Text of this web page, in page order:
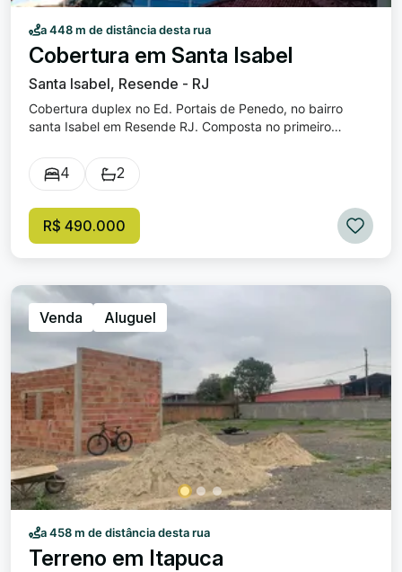
a 448 m de distância desta rua
Cobertura em Santa Isabel
Santa Isabel, Resende - RJ
Cobertura duplex no Ed. Portais de Penedo, no bairro
santa Isabel em Resende RJ. Composta no primeiro
social, sala ampla com detalhe de parede em pedra,
escadas em granito, sacada na sala, copa cozinha, e
um suite e com sacada), hall de entrada, banheiro social,
sala, área aberta, churrasqueira, chuveirão e área de
4 2
R$ 490.000
Venda Aluguel
a 458 m de distância desta rua
Terreno em Itapuca